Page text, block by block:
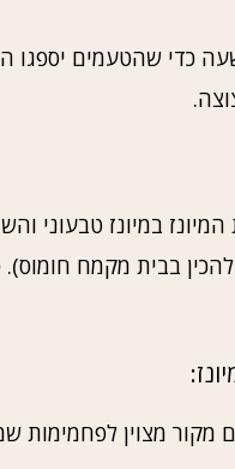
כדי שהטעמים יספגו
במיונז טבעוני
בבית מקמח
מקור מצוין לפחמימות